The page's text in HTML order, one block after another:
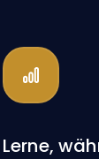
Lerne,